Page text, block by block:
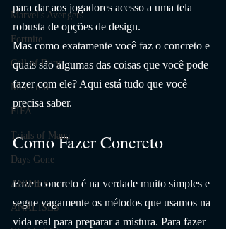
Marvel's Avengers
Fortnite
Call of Duty
Minecraft
FIFA
Trials of Mana
Days Gone
ANIMES
ANÁLISES
para dar aos jogadores acesso a uma tela
robusta de opções de design.
Mas como exatamente você faz o concreto e
quais são algumas das coisas que você pode
fazer com ele? Aqui está tudo que você
precisa saber.
Como Fazer Concreto
Fazer concreto é na verdade muito simples e
segue vagamente os métodos que usamos na
vida real para preparar a mistura. Para fazer